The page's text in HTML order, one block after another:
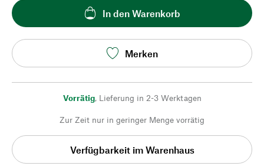
In den Warenkorb
Merken
Vorrätig, Lieferung in 2-3 Werktagen
Zur Zeit nur in geringer Menge vorrätig
Verfügbarkeit im Warenhaus